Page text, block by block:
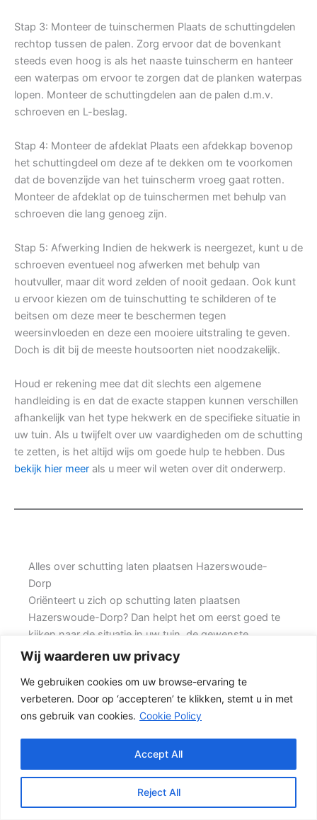
Wij waarderen uw privacy
We gebruiken cookies om uw browse-ervaring te
verbeteren. Door op ‘accepteren’ te klikken, stemt u in met
ons gebruik van cookies. Cookie Policy
Reject All
Accept All
Stap 3: Monteer de tuinschermen Plaats de schuttingdelen
rechtop tussen de palen. Zorg ervoor dat de bovenkant
steeds even hoog is als het naaste tuinscherm en hanteer
een waterpas om ervoor te zorgen dat de planken waterpas
lopen. Monteer de schuttingdelen aan de palen d.m.v.
schroeven en L-beslag.
Stap 4: Monteer de afdeklat Plaats een afdekkap bovenop
het schuttingdeel om deze af te dekken om te voorkomen
dat de bovenzijde van het tuinscherm vroeg gaat rotten.
Monteer de afdeklat op de tuinschermen met behulp van
schroeven die lang genoeg zijn.
Stap 5: Afwerking Indien de hekwerk is neergezet, kunt u de
schroeven eventueel nog afwerken met behulp van
houtvuller, maar dit word zelden of nooit gedaan. Ook kunt
u ervoor kiezen om de tuinschutting te schilderen of te
beitsen om deze meer te beschermen tegen
weersinvloeden en deze een mooiere uitstraling te geven.
Doch is dit bij de meeste houtsoorten niet noodzakelijk.
Houd er rekening mee dat dit slechts een algemene
handleiding is en dat de exacte stappen kunnen verschillen
afhankelijk van het type hekwerk en de specifieke situatie in
uw tuin. Als u twijfelt over uw vaardigheden om de schutting
te zetten, is het altijd wijs om goede hulp te hebben. Dus
bekijk hier meer als u meer wil weten over dit onderwerp.
Alles over schutting laten plaatsen Hazerswoude-
Dorp
Oriënteert u zich op schutting laten plaatsen
Hazerswoude-Dorp? Dan helpt het om eerst goed te
kijken naar de situatie in uw tuin, de gewenste
uitstraling en de mate van onderhoud die u acceptabel
woningen en denkt mee over een stevige oplossing.
Een nette tuinafscheiding vraagt om meer dan alleen
een paar schermen en palen. Wilt u zo min mogelijk
onderhoud, dan is een betonschutting of hout-beton
combinatie vaak een slimme keuze. Daarbij spelen
ook zaken mee zoals windbelasting,
hoogteverschillen, grondsoort, erfgrens en de